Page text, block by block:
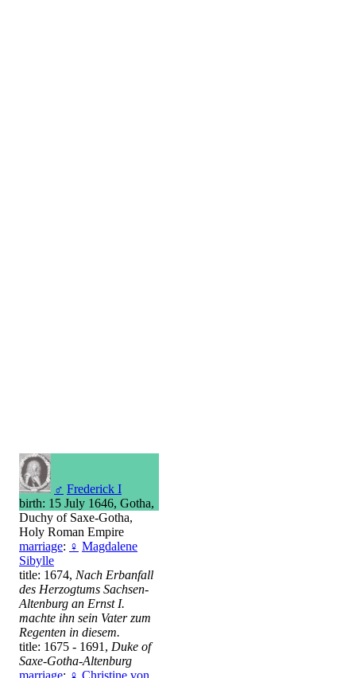
♂ Frederick I
birth: 15 July 1646, Gotha,
Duchy of Saxe-Gotha,
Holy Roman Empire
marriage: ♀ Magdalene
Sibylle
title: 1674, Nach Erbanfall
des Herzogtums Sachsen-
Altenburg an Ernst I.
machte ihn sein Vater zum
Regenten in diesem.
title: 1675 - 1691, Duke of
Saxe-Gotha-Altenburg
marriage: ♀ Christine von